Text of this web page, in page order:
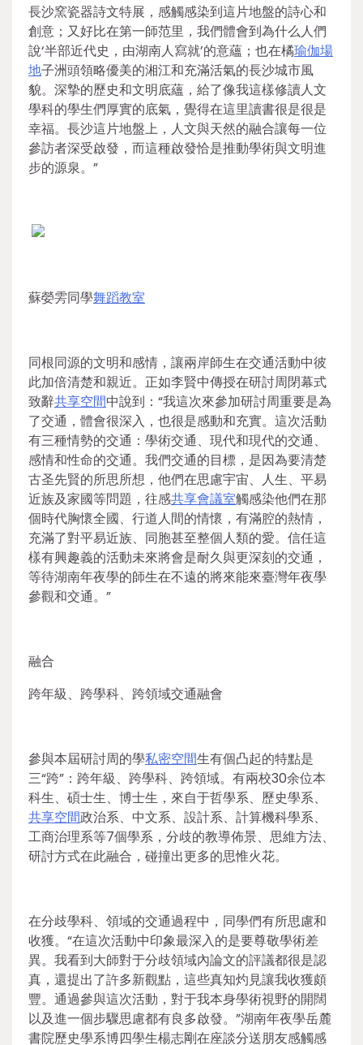
長沙窯瓷器詩文特展，感觸感染到這片地盤的詩心和
創意；又好比在第一師范里，我們體會到為什么人們
說‘半部近代史，由湖南人寫就’的意蘊；也在橘瑜伽場
地子洲頭領略優美的湘江和充滿活氣的長沙城市風
貌。深摯的歷史和文明底蘊，給了像我這樣修讀人文
學科的學生們厚實的底氣，覺得在這里讀書很是很是
幸福。長沙這片地盤上，人文與天然的融合讓每一位
參訪者深受啟發，而這種啟發恰是推動學術與文明進
步的源泉。”
蘇嫈雱同學舞蹈教室
同根同源的文明和感情，讓兩岸師生在交通活動中彼
此加倍清楚和親近。正如李賢中傳授在研討周閉幕式
致辭共享空間中說到：“我這次來參加研討周重要是為
了交通，體會很深入，也很是感動和充實。這次活動
有三種情勢的交通：學術交通、現代和現代的交通、
感情和性命的交通。我們交通的目標，是因為要清楚
古圣先賢的所思所想，他們在思慮宇宙、人生、平易
近族及家國等問題，往感共享會議室觸感染他們在那
個時代胸懷全國、行道人間的情懷，有滿腔的熱情，
充滿了對平易近族、同胞甚至整個人類的愛。信任這
樣有興趣義的活動未來將會是耐久與更深刻的交通，
等待湖南年夜學的師生在不遠的將來能來臺灣年夜學
參觀和交通。”
融合
跨年級、跨學科、跨領域交通融會
參與本屆研討周的學私密空間生有個凸起的特點是
三“跨”：跨年級、跨學科、跨領域。有兩校30余位本
科生、碩士生、博士生，來自于哲學系、歷史學系、
共享空間政治系、中文系、設計系、計算機科學系、
工商治理系等7個學系，分歧的教導佈景、思維方法、
研討方式在此融合，碰撞出更多的思惟火花。
在分歧學科、領域的交通過程中，同學們有所思慮和
收獲。“在這次活動中印象最深入的是要尊敬學術差
異。我看到大師對于分歧領域內論文的評議都很是認
真，還提出了許多新觀點，這些真知灼見讓我收獲頗
豐。通過參與這次活動，對于我本身學術視野的開闊
以及進一個步驟思慮都有良多啟發。”湖南年夜學岳麓
書院歷史學系博四學生楊志剛在座談分送朋友感觸感